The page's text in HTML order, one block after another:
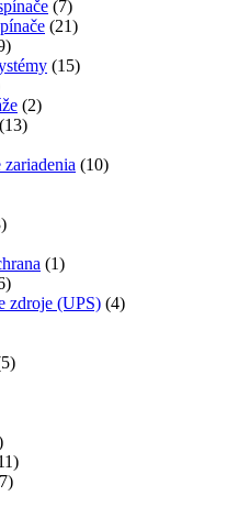
(7)
(21)
(15)
(2)
(13)
(10)
(1)
zdroje (UPS) (4)